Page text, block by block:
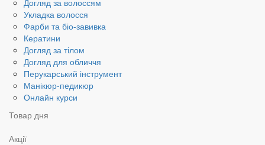
Укладка волосся
Фарби та біо-завивка
Кератини
Догляд за тілом
Догляд для обличчя
Перукарський інструмент
Манікюр-педикюр
Онлайн курси
Товар дня
Акції